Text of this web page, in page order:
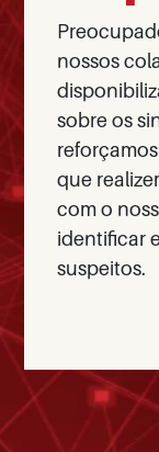
nossos
sobre os
que
com o
identificar
suspeitos.